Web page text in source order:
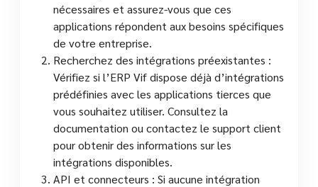
nécessaires et assurez-vous que ces
applications répondent aux besoins spécifiques
de votre entreprise.
Recherchez des intégrations préexistantes :
Vérifiez si l’ERP Vif dispose déjà d’intégrations
prédéfinies avec les applications tierces que
vous souhaitez utiliser. Consultez la
documentation ou contactez le support client
pour obtenir des informations sur les
intégrations disponibles.
API et connecteurs : Si aucune intégration